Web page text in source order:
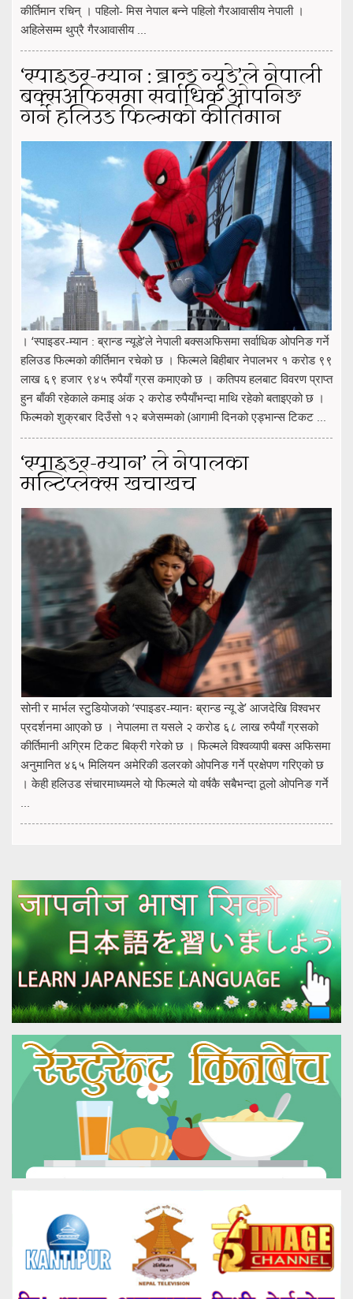
कीर्तिमान रचिन् । पहिलो- मिस नेपाल बन्ने पहिलो गैरआवासीय नेपाली ।
अहिलेसम्म थुप्रै गैरआवासीय ...
‘स्पाइडर-म्यान : ब्रान्ड न्यूडे’ले नेपाली
बक्सअफिसमा सर्वाधिक ओपनिङ
गर्ने हलिउड फिल्मको कीर्तिमान
। ‘स्पाइडर-म्यान : ब्रान्ड न्यूडे’ले नेपाली बक्सअफिसमा सर्वाधिक ओपनिङ गर्ने
हलिउड फिल्मको कीर्तिमान रचेको छ । फिल्मले बिहीबार नेपालभर १ करोड ९९
लाख ६९ हजार ९४५ रुपैयाँ ग्रस कमाएको छ । कतिपय हलबाट विवरण प्राप्त
हुन बाँकी रहेकाले कमाइ अंक २ करोड रुपैयाँभन्दा माथि रहेको बताइएको छ ।
फिल्मको शुक्रबार दिउँसो १२ बजेसम्मको (आगामी दिनको एड्भान्स टिकट ...
‘स्पाइडर-म्यान’ ले नेपालका
मल्टिप्लेक्स खचाखच
सोनी र मार्भल स्टुडियोजको ‘स्पाइडर-म्यानः ब्रान्ड न्यू डे’ आजदेखि विश्वभर
प्रदर्शनमा आएको छ । नेपालमा त यसले २ करोड ६८ लाख रुपैयाँ ग्रसको
कीर्तिमानी अग्रिम टिकट बिक्री गरेको छ । फिल्मले विश्वव्यापी बक्स अफिसमा
अनुमानित ४६५ मिलियन अमेरिकी डलरको ओपनिङ गर्ने प्रक्षेपण गरिएको छ
। केही हलिउड संचारमाध्यमले यो फिल्मले यो वर्षकै सबैभन्दा ठूलो ओपनिङ गर्ने
...